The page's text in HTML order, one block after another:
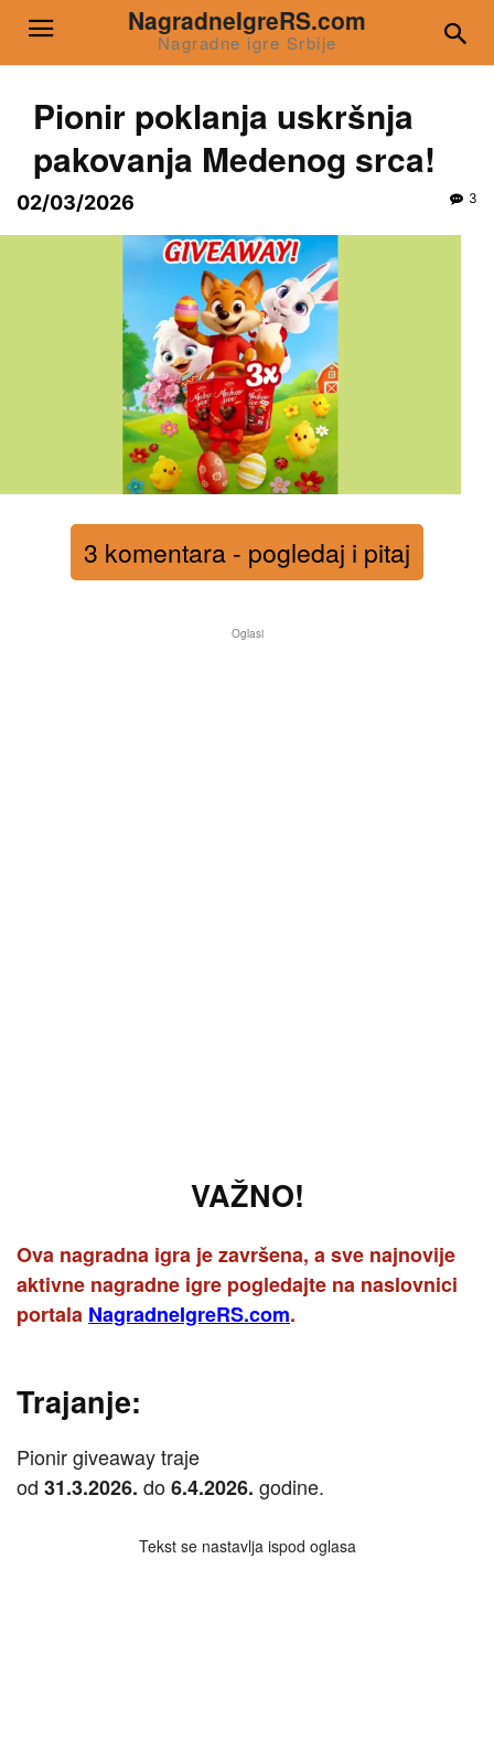
NagradneIgreRS.com
Nagradne igre Srbije
Pionir poklanja uskršnja
pakovanja Medenog srca!
02/03/2026 3
3 komentara - pogledaj i pitaj
Oglasi
VAŽNO!
Ova nagradna igra je završena, a sve najnovije
aktivne nagradne igre pogledajte na naslovnici
portala NagradneIgreRS.com.
Trajanje:
Pionir giveaway traje
od 31.3.2026. do6.4.2026. godine.
Tekst se nastavlja ispod oglasa